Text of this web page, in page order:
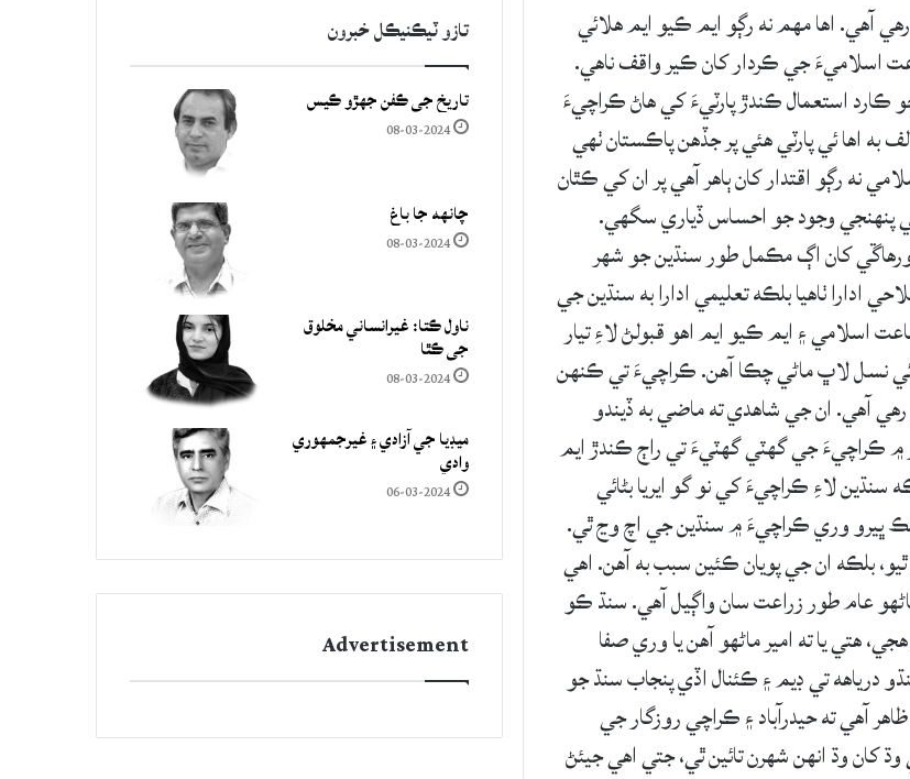
آهي. اها مهم نه رڳو ايم ڪيو ايم هلائي
اسلاميءَ جي ڪردار کان ڪير واقف ناهي.
استعمال ڪندڙ پارٽيءَ کي هاڻ ڪراچيءَ
اها ئي پارٽي هئي پر جڏهن پاڪستان ٺهي
نه رڳو اقتدار کان ٻاهر آهي پر ان کي ڪٿان
پنهنجي وجود جو احساس ڏياري سگهي.
کان اڳ مڪمل طور سنڌين جو شهر
ادارا ٺاهيا بلڪه تعليمي ادارا به سنڌين جي
اسلامي ۽ ايم ڪيو ايم اهو قبولڻ لاءِ تيار
نسل لاڀ ماڻي چڪا آهن. ڪراچيءَ تي ڪنهن
آهي. ان جي شاهدي ته ماضي به ڏيندو
۾ ڪراچيءَ جي گهٽي گهٽيءَ تي راڄ ڪندڙ ايم
لاءِ ڪراچيءَ کي نو گو ايريا بڻائي
ڀيرو وري ڪراچيءَ ۾ سنڌين جي اچ وڃ ٿي.
بلڪه ان جي پويان ڪئين سبب به آهن. اهي
عام طور زراعت سان واڳيل آهي. سنڌ ڪو
هتي يا ته امير ماڻهو آهن يا وري صفا
درياهه تي ڊيم ۽ ڪئنال اڏي پنجاب سنڌ جو
آهي ته حيدرآباد ۽ ڪراچي روزگار جي
کان وڌ انهن شهرن تائين ٿي، جتي اهي جيئڻ
تازو ٽيڪنيڪل خبرون
تاريخ جي ڪفن جھڙو ڪيس
08-03-2024
چانهه جا باغ
08-03-2024
ناول ڪتا: غيرانساني مخلوق
جي ڪٿا
08-03-2024
ميڊيا جي آزادي ۽ غيرجمھوري
وادي
06-03-2024
Advertisement